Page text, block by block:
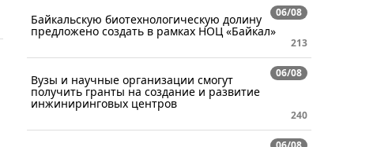
06/08
Байкальскую биотехнологическую долину
предложено создать в рамках НОЦ «Байкал»
213
06/08
Вузы и научные организации смогут
получить гранты на создание и развитие
инжиниринговых центров
240